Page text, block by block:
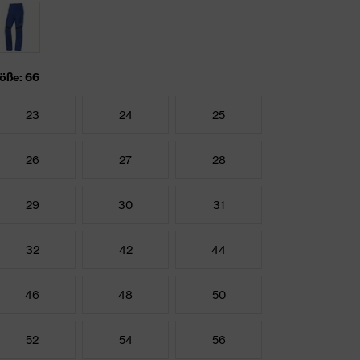
66
23 24 25
26 27 28
29 30 31
32 42 44
46 48 50
52 54 56